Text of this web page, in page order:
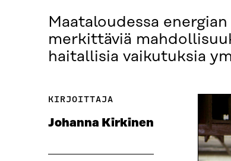
Maataloudessa
merkittäviä
haitallisia vaikutuksia
KIRJOITTAJA
Johanna Kirkinen